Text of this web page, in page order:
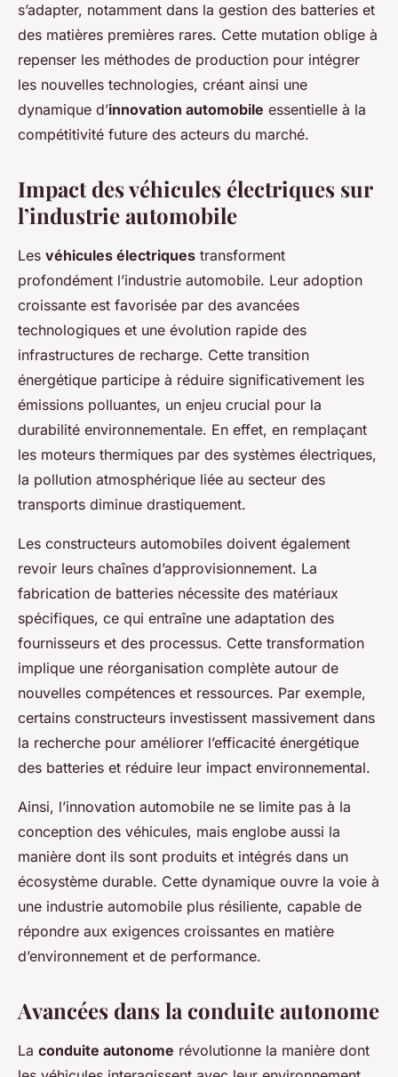
s’adapter, notamment dans la gestion des batteries et
des matières premières rares. Cette mutation oblige à
repenser les méthodes de production pour intégrer
les nouvelles technologies, créant ainsi une
dynamique d’innovation automobile essentielle à la
compétitivité future des acteurs du marché.
Impact des véhicules électriques sur
l’industrie automobile
Les véhicules électriques transforment
profondément l’industrie automobile. Leur adoption
croissante est favorisée par des avancées
technologiques et une évolution rapide des
infrastructures de recharge. Cette transition
énergétique participe à réduire significativement les
émissions polluantes, un enjeu crucial pour la
durabilité environnementale. En effet, en remplaçant
les moteurs thermiques par des systèmes électriques,
la pollution atmosphérique liée au secteur des
transports diminue drastiquement.
Les constructeurs automobiles doivent également
revoir leurs chaînes d’approvisionnement. La
fabrication de batteries nécessite des matériaux
spécifiques, ce qui entraîne une adaptation des
fournisseurs et des processus. Cette transformation
implique une réorganisation complète autour de
nouvelles compétences et ressources. Par exemple,
certains constructeurs investissent massivement dans
la recherche pour améliorer l’efficacité énergétique
des batteries et réduire leur impact environnemental.
Ainsi, l’innovation automobile ne se limite pas à la
conception des véhicules, mais englobe aussi la
manière dont ils sont produits et intégrés dans un
écosystème durable. Cette dynamique ouvre la voie à
une industrie automobile plus résiliente, capable de
répondre aux exigences croissantes en matière
d’environnement et de performance.
Avancées dans la conduite autonome
La conduite autonome révolutionne la manière dont